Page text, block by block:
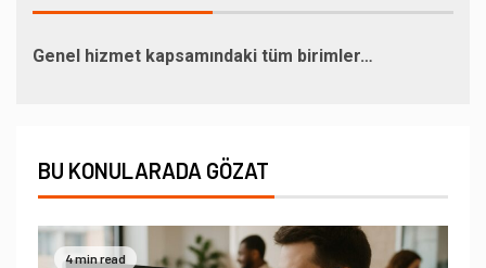
Genel hizmet kapsamındaki tüm birimler…
BU KONULARADA GÖZAT
4 min read